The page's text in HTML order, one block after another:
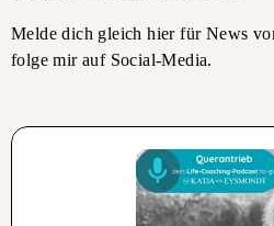
Melde dich gleich hier für News
folge mir auf Social-Media.